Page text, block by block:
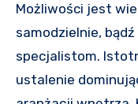
Możliwości jest
samodzielnie,
specjalistom.
ustalenie